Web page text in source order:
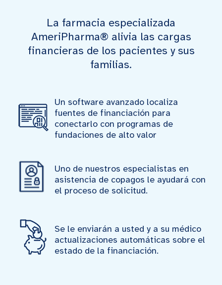
La farmacia especializada
AmeriPharma® alivia las cargas
financieras de los pacientes y sus
familias.
Un software avanzado localiza
fuentes de financiación para
conectarlo con programas de
fundaciones de alto valor
Uno de nuestros especialistas en
asistencia de copagos le ayudará con
el proceso de solicitud.
Se le enviarán a usted y a su médico
actualizaciones automáticas sobre el
estado de la financiación.